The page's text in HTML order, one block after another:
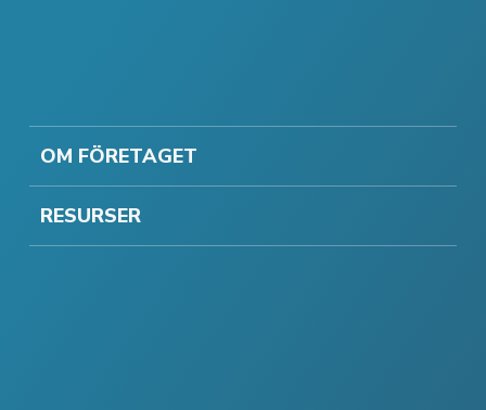
OM FÖRETAGET
RESURSER